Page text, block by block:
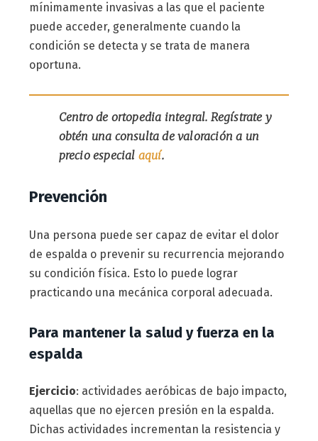
mínimamente invasivas a las que el paciente
puede acceder, generalmente cuando la
condición se detecta y se trata de manera
oportuna.
Centro de ortopedia integral. Regístrate y
obtén una consulta de valoración a un
precio especial aquí.
Prevención
Una persona puede ser capaz de evitar el dolor
de espalda o prevenir su recurrencia mejorando
su condición física. Esto lo puede lograr
practicando una mecánica corporal adecuada.
Para mantener la salud y fuerza en la
espalda
Ejercicio: actividades aeróbicas de bajo impacto,
aquellas que no ejercen presión en la espalda.
Dichas actividades incrementan la resistencia y